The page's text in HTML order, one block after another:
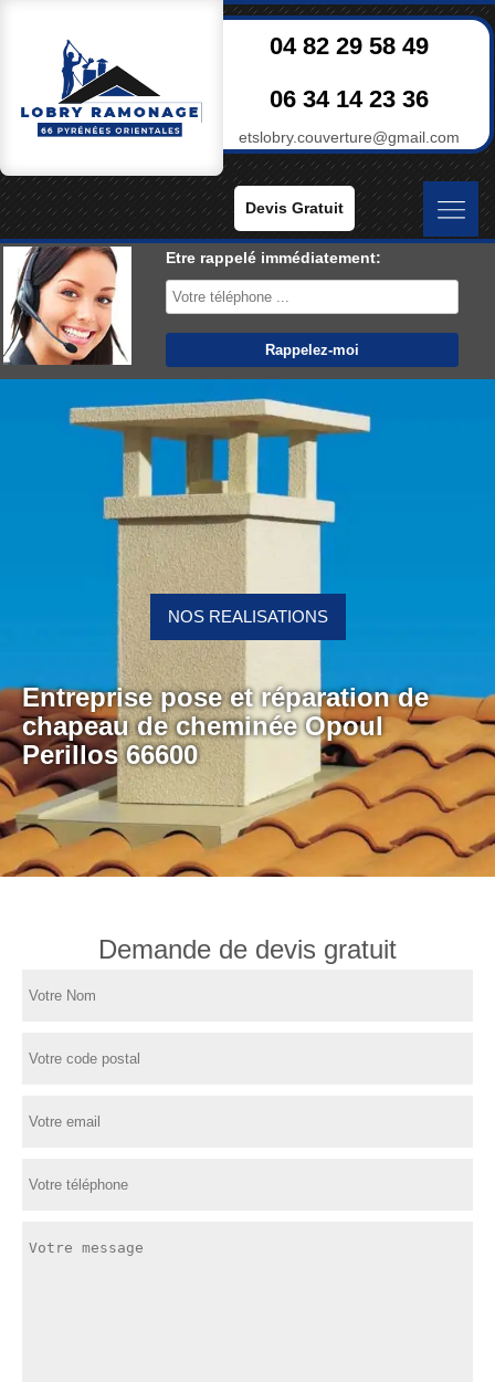
04 82 29 58 49
06 34 14 23 36
etslobry.couverture@gmail.com
Devis Gratuit
Etre rappelé immédiatement:
Entreprise pose et réparation de
chapeau de cheminée Opoul
Perillos 66600
NOS REALISATIONS
Demande de devis gratuit